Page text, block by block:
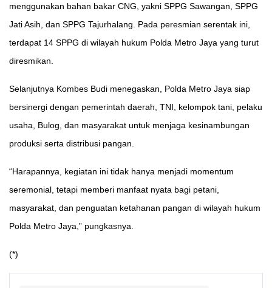
menggunakan bahan bakar CNG, yakni SPPG Sawangan, SPPG
Jati Asih, dan SPPG Tajurhalang. Pada peresmian serentak ini,
terdapat 14 SPPG di wilayah hukum Polda Metro Jaya yang turut
diresmikan.
Selanjutnya Kombes Budi menegaskan, Polda Metro Jaya siap
bersinergi dengan pemerintah daerah, TNI, kelompok tani, pelaku
usaha, Bulog, dan masyarakat untuk menjaga kesinambungan
produksi serta distribusi pangan.
“Harapannya, kegiatan ini tidak hanya menjadi momentum
seremonial, tetapi memberi manfaat nyata bagi petani,
masyarakat, dan penguatan ketahanan pangan di wilayah hukum
Polda Metro Jaya,” pungkasnya.
(*)